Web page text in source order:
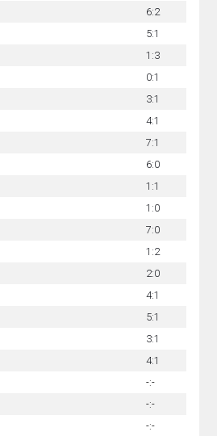
6:2
5:1
1:3
0:1
3:1
4:1
7:1
6:0
1:1
1:0
7:0
1:2
2:0
4:1
5:1
3:1
4:1
-:-
-:-
-:-